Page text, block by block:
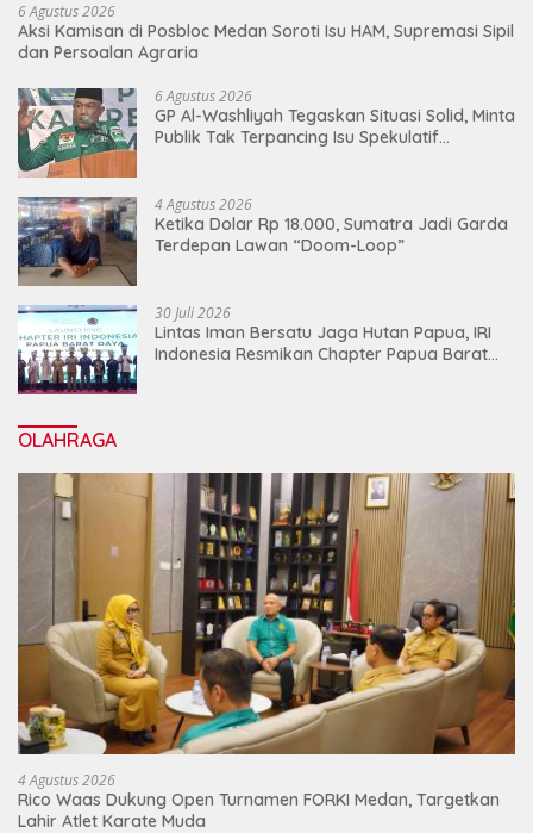
6 Agustus 2026
Aksi Kamisan di Posbloc Medan Soroti Isu HAM, Supremasi Sipil
dan Persoalan Agraria
6 Agustus 2026
GP Al-Washliyah Tegaskan Situasi Solid, Minta
Publik Tak Terpancing Isu Spekulatif
4 Agustus 2026
Ketika Dolar Rp 18.000, Sumatra Jadi Garda
Terdepan Lawan “Doom-Loop”
30 Juli 2026
Lintas Iman Bersatu Jaga Hutan Papua, IRI
Indonesia Resmikan Chapter Papua Barat
OLAHRAGA
4 Agustus 2026
Rico Waas Dukung Open Turnamen FORKI Medan, Targetkan
Lahir Atlet Karate Muda